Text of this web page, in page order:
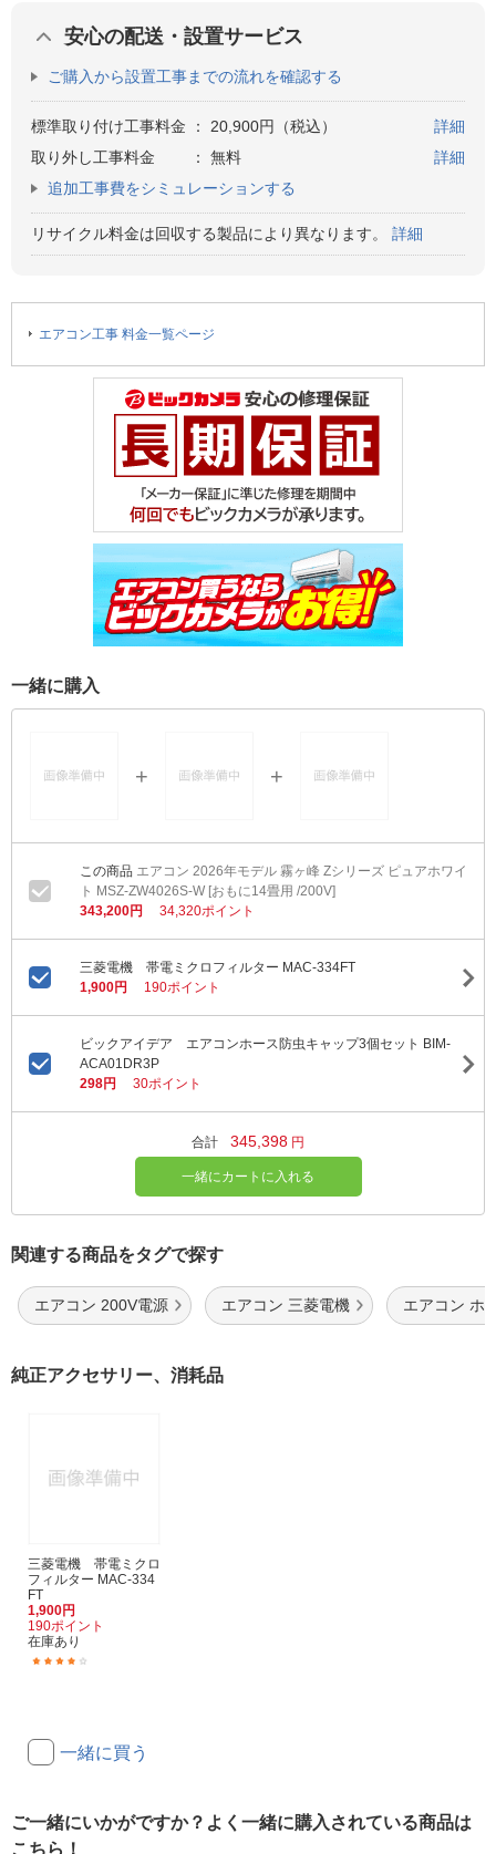
安心の配送・設置サービス
ご購入から設置工事までの流れを確認する
標準取り付け工事料金 ： 20,900円（税込）
詳細
取り外し工事料金
： 無料
詳細
追加工事費をシミュレーションする
リサイクル料金は回収する製品により異なります。 詳細
エアコン工事 料金一覧ページ
一緒に購入
エアコン 2026年モデル 霧ヶ峰 Zシリーズ ピュアホワイ
ト MSZ-ZW4026S-W [おもに14畳用 /200V]
343,200円
34,320ポイント
三菱電機 帯電ミクロフィルター MAC-334FT
1,900円
190ポイント
ビックアイデア エアコンホース防虫キャップ3個セット BIM-
ACA01DR3P
298円
30ポイント
合計 345,398 円
一緒にカートに入れる
関連する商品をタグで探す
エアコン 200V電源 エアコン 三菱電機 エアコン ホ
純正アクセサリー、消耗品
三菱電機 帯電ミクロ
フィルター MAC-334
FT
1,900円
190ポイント
在庫あり
一緒に買う
ご一緒にいかがですか？よく一緒に購入されている商品は
こちら！